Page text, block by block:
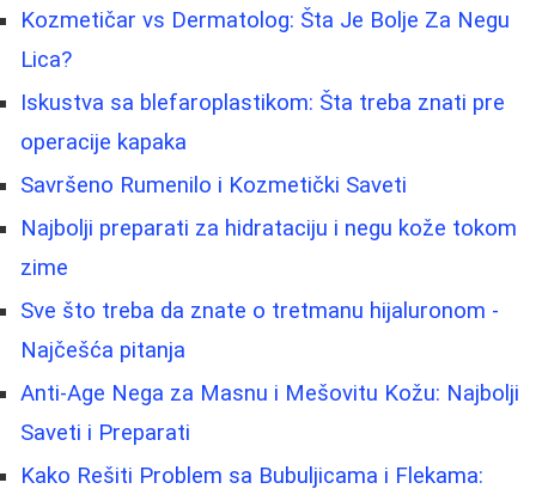
Kozmetičar vs Dermatolog: Šta Je Bolje Za Negu
Lica?
Iskustva sa blefaroplastikom: Šta treba znati pre
operacije kapaka
Savršeno Rumenilo i Kozmetički Saveti
Najbolji preparati za hidrataciju i negu kože tokom
zime
Sve što treba da znate o tretmanu hijaluronom -
Najčešća pitanja
Anti-Age Nega za Masnu i Mešovitu Kožu: Najbolji
Saveti i Preparati
Kako Rešiti Problem sa Bubuljicama i Flekama: